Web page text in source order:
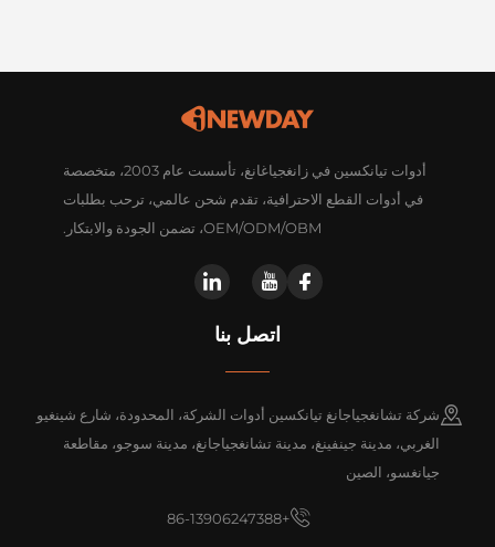
أدوات تيانكسين في زانغجياغانغ، تأسست عام 2003، متخصصة
في أدوات القطع الاحترافية، تقدم شحن عالمي، ترحب بطلبات
OEM/ODM/OBM، تضمن الجودة والابتكار.
اتصل بنا
شركة تشانغجياجانغ تيانكسين أدوات الشركة، المحدودة، شارع شينغيو
الغربي، مدينة جينفينغ، مدينة تشانغجياجانغ، مدينة سوجو، مقاطعة
جيانغسو، الصين
+86-13906247388